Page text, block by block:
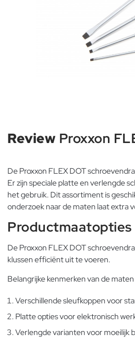
Review Proxxon
De Proxxon FLEX DOT
Er zijn speciale platte en verlengde
het gebruik. Dit assortiment is
onderzoek naar de maten laat extra
Productmaatopties
De Proxxon FLEX DOT
klussen efficiënt uit te voeren.
Belangrijke kenmerken van de maten
Verschillende sleufkoppen voor
Platte opties voor elektronisch
Verlengde varianten voor moeilijk